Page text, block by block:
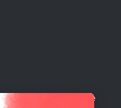
Sciences de l'Homme